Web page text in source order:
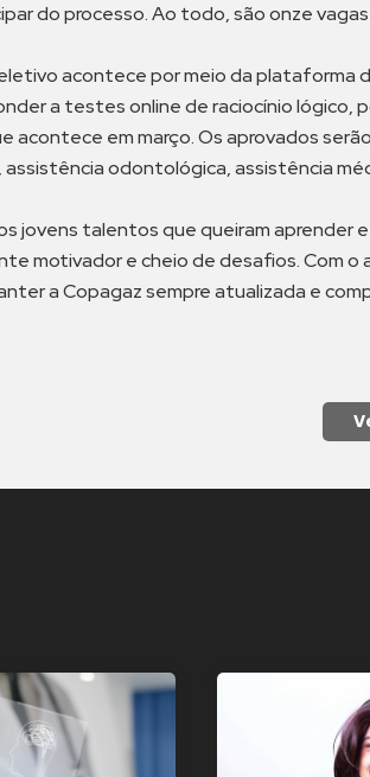
do processo. Ao todo, são onze
acontece por meio da plataforma
a testes online de raciocínio lógico,
acontece em março. Os aprovados
odontológica, assistência
jovens talentos que queiram
motivador e cheio de desafios. Com
a Copagaz sempre atualizada e